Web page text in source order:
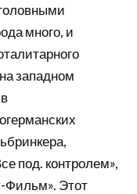
много, и
западном
под. контролем»,
Фильм». Этот